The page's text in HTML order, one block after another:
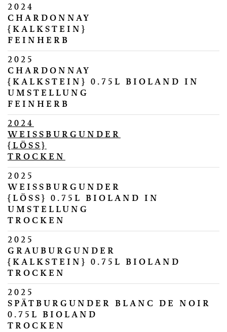
2024
CHARDONNAY
{KALKSTEIN}
FEINHERB
2025
CHARDONNAY
{KALKSTEIN} 0.75L BIOLAND IN
UMSTELLUNG
FEINHERB
2024
WEISSBURGUNDER
{LÖSS}
TROCKEN
2025
WEISSBURGUNDER
{LÖSS} 0.75L BIOLAND IN
UMSTELLUNG
TROCKEN
2025
GRAUBURGUNDER
{KALKSTEIN} 0.75L BIOLAND
TROCKEN
2025
SPÄTBURGUNDER BLANC DE NOIR
0.75L BIOLAND
TROCKEN